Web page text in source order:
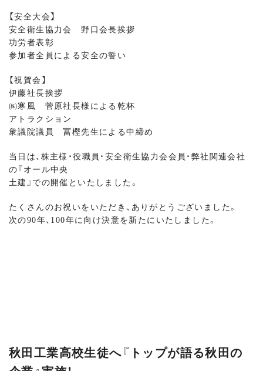
【安全大会】
安全衛生協力会 野口会長挨拶
功労者表彰
参加者全員による安全の誓い
【祝賀会】
伊藤社長挨拶
㈱寒風 菅原社長様による乾杯
アトラクション
衆議院議員 冨樫先生による中締め
当日は、株主様・役職員・安全衛生協力会会員・弊社関連会社
の『オール中央
土建』での開催といたしました。
たくさんのお祝いをいただき、ありがとうございました。
次の90年、100年に向け決意を新たにいたしました。
秋田工業高校生徒へ『トップが語る秋田の